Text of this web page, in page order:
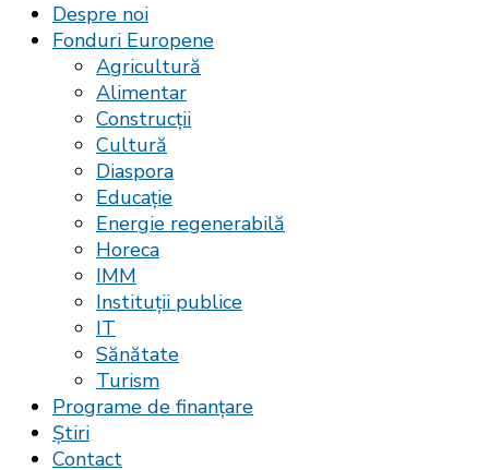
Despre noi
Fonduri Europene
Agricultură
Alimentar
Construcții
Cultură
Diaspora
Educație
Energie regenerabilă
Horeca
IMM
Instituții publice
IT
Sănătate
Turism
Programe de finanțare
Știri
Contact